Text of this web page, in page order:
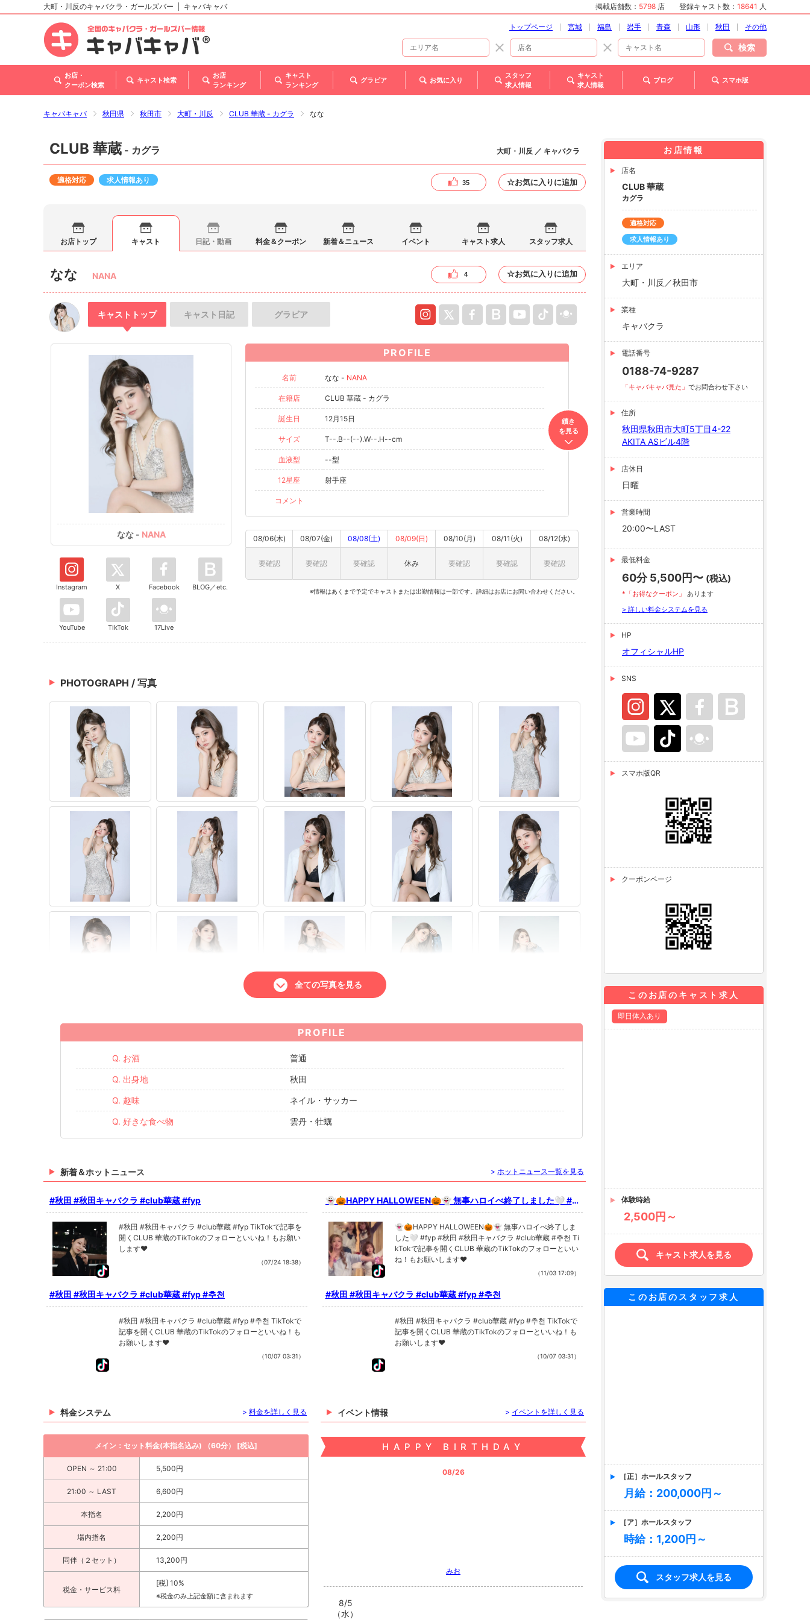
北海道
東北
甲信越・北陸
関西
大町・川反のキャバクラ・ガールズバー キャバキャバ 掲載店舗数： 5798 店 登録キャスト数： 18641 人
トップページ 宮城 福島 岩手 青森 山形 秋田 その他
検索
お店・
クーポン検索
キャスト検索
お店
ランキング
キャスト
ランキング
グラビア お気に入り
スタッフ
求人情報
キャスト
求人情報
ブログ スマホ版
キャバキャバ 秋田県 秋田市 大町・川反 CLUB 華蔵 - カグラ なな
CLUB 華蔵 - カグラ 大町・川反 ／ キャバクラ
適格対応 求人情報あり 35 ☆お気に入りに追加
お店トップ キャスト 日記・動画 料金＆クーポン 新着＆ニュース イベント キャスト求人 スタッフ求人
なな NANA 4 ☆お気に入りに追加
キャスト トップ キャスト 日記 グラビア
なな - NANA
Instagram X Facebook BLOG／etc.
YouTube TikTok 17Live
PROFILE
名前 なな - NANA
在籍店 CLUB 華蔵 - カグラ
誕生日 12月15日
サイズ T--.B--(--).W--.H--cm
血液型 --型
12星座 射手座
コメント
續き
を見る
08/06(木) 08/07(金) 08/08(土) 08/09(日) 08/10(月) 08/11(火) 08/12(水)
要確認 要確認 要確認 休み 要確認 要確認 要確認
※情報はあくまで予定でキャストまたは出勤情報は一部です。詳細はお店にお問い合わせください。
PHOTOGRAPH / 写真
全ての写真を見る
PROFILE
Q. お酒 普通
Q. 出身地 秋田
Q. 趣味 ネイル・サッカー
Q. 好きな食べ物 雲丹・牡蠣
新着＆ホットニュース > ホットニュース一覧を見る
#秋田 #秋田キャバクラ #club華蔵 #fyp
#秋田 #秋田キャバクラ #club華蔵 #fyp TikTokで記事を
開くCLUB 華蔵のTikTokのフォローといいね！もお願い
します❤
（07/24 18:38）
👻🎃HAPPY HALLOWEEN🎃👻 無事ハロイべ終了しました🤍 #fy
p #秋田 #秋田キャバクラ #club華蔵 #추천
👻🎃HAPPY HALLOWEEN🎃👻 無事ハロイべ終了しま
した🤍 #fyp #秋田 #秋田キャバクラ #club華蔵 #추천 Ti
kTokで記事を開くCLUB 華蔵のTikTokのフォローといい
ね！もお願いします❤
（11/03 17:09）
#秋田 #秋田キャバクラ #club華蔵 #fyp #추천
#秋田 #秋田キャバクラ #club華蔵 #fyp #추천 TikTokで
記事を開くCLUB 華蔵のTikTokのフォローといいね！も
お願いします❤
（10/07 03:31）
#秋田 #秋田キャバクラ #club華蔵 #fyp #추천
#秋田 #秋田キャバクラ #club華蔵 #fyp #추천 TikTokで
記事を開くCLUB 華蔵のTikTokのフォローといいね！も
お願いします❤
（10/07 03:31）
イベント情報 > イベントを詳しく見る
HAPPY BIRTHDAY
08/26
みお
8/5
（水）
料金システム > 料金を詳しく見る
メイン：セット料金(本指名込み) （60分） [税込]
OPEN ～ 21:00 5,500円
21:00 ～ LAST 6,600円
本指名 2,200円
場内指名 2,200円
同伴（２セット） 13,200円
税金・サービス料
[税] 10%
※税金のみ上記金額に含まれます
お店情報
店名
CLUB 華蔵
カグラ
適格対応
求人情報あり
エリア
大町・川反／秋田市
業種
キャバクラ
電話番号
0188-74-9287
「キャバキャバ見た」 でお問合わせ下さい
住所
秋田県秋田市大町5丁目4-22
AKITA ASビル4階
店休日
日曜
営業時間
20:00〜LAST
最低料金
60分 5,500円〜 (税込)
*「お得なクーポン」 あります
> 詳しい料金システムを見る
HP
オフィシャルHP
SNS
スマホ版QR
クーポンページ
このお店のキャスト求人
即日体入あり
体験時給
2,500円～
キャスト求人を見る
このお店のスタッフ求人
［正］ホールスタッフ
月給：200,000円～
［ア］ホールスタッフ
時給：1,200円～
スタッフ求人を見る